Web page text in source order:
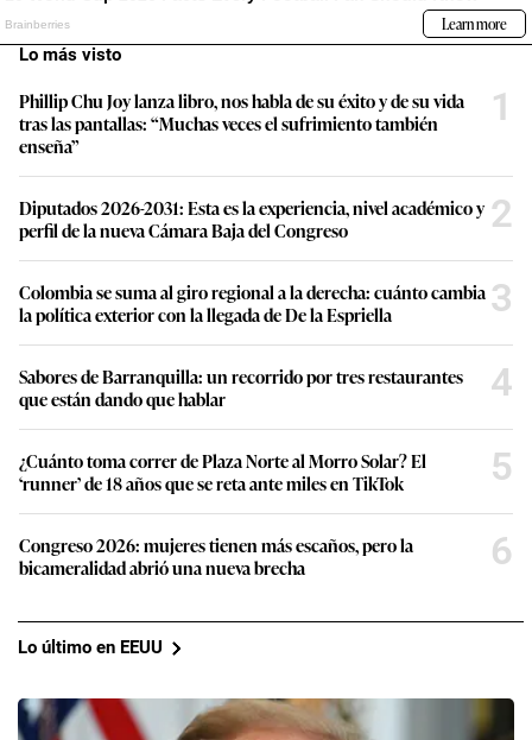
Lo más visto
Phillip Chu Joy lanza libro, nos habla de su éxito y de su vida
tras las pantallas: “Muchas veces el sufrimiento también
enseña”
1
Diputados 2026-2031: Esta es la experiencia, nivel académico y
perfil de la nueva Cámara Baja del Congreso
2
Colombia se suma al giro regional a la derecha: cuánto cambia
la política exterior con la llegada de De la Espriella
3
Sabores de Barranquilla: un recorrido por tres restaurantes
que están dando que hablar
4
¿Cuánto toma correr de Plaza Norte al Morro Solar? El
‘runner’ de 18 años que se reta ante miles en TikTok
5
Congreso 2026: mujeres tienen más escaños, pero la
bicameralidad abrió una nueva brecha
6
Lo último en EEUU